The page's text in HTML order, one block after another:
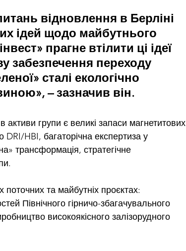
відновлення в Берліні
ідей щодо майбутнього
прагне втілити ці ідеї
забезпечення переходу
сталі екологічно
– зазначив він.
групи є великі запаси магнетитових
DRI/HBI, багаторічна експертиза у
трансформація, стратегічне
та майбутніх проєктах:
Північного гірничо-збагачувального
високоякісного залізорудного